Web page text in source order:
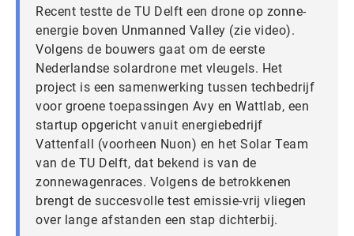
Recent testte de TU Delft een drone op zonne-
energie boven Unmanned Valley (zie video).
Volgens de bouwers gaat om de eerste
Nederlandse solardrone met vleugels. Het
project is een samenwerking tussen techbedrijf
voor groene toepassingen Avy en Wattlab, een
startup opgericht vanuit energiebedrijf
Vattenfall (voorheen Nuon) en het Solar Team
van de TU Delft, dat bekend is van de
zonnewagenraces. Volgens de betrokkenen
brengt de succesvolle test emissie-vrij vliegen
over lange afstanden een stap dichterbij.